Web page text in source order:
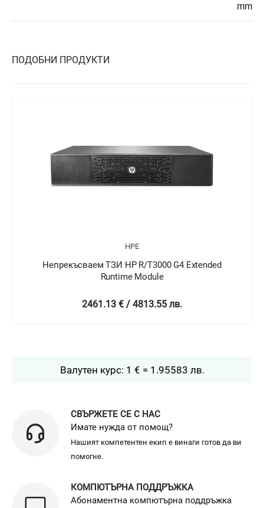
mm
ПОДОБНИ ПРОДУКТИ
HPE
Непрекъсваем ТЗИ HP R/T3000 G4 Extended
Runtime Module
2461.13 € / 4813.55 лв.
Валутен курс: 1 € = 1.95583 лв.
СВЪРЖЕТЕ СЕ С НАС
Имате нужда от помощ?
Нашият компетентен екип е винаги готов да ви
помогне.
КОМПЮТЪРНА ПОДДРЪЖКА
Абонаментна компютърна поддръжка